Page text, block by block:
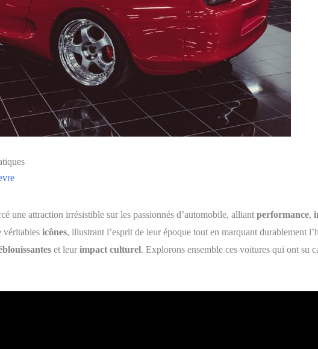
une attraction irrésistible sur les passionnés d’automobile, alliant performance,
véritables icônes, illustrant l’esprit de leur époque tout en marquant durablement
et leur impact culturel. Explorons ensemble ces voitures qui ont su